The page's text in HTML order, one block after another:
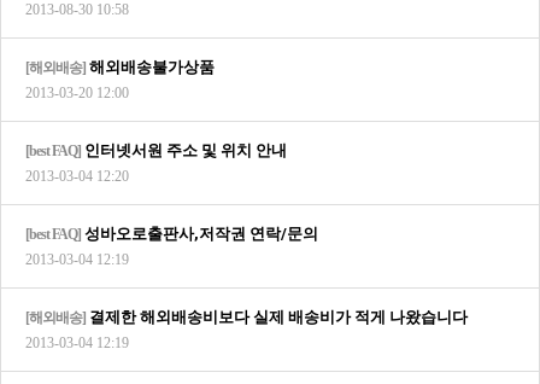
2013-08-30 10:58
[해외배송] 해외배송불가상품
2013-03-20 12:00
[best FAQ] 인터넷서원 주소 및 위치 안내
2013-03-04 12:20
[best FAQ] 성바오로출판사,저작권 연락/문의
2013-03-04 12:19
[해외배송] 결제한 해외배송비보다 실제 배송비가 적게 나왔습니다
2013-03-04 12:19